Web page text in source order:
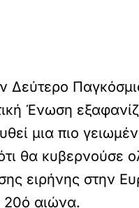
Δεύτερο
Ένωση
μια πιο
θα κυβερνούσε
ειρήνης στην
20ό αιώνα.